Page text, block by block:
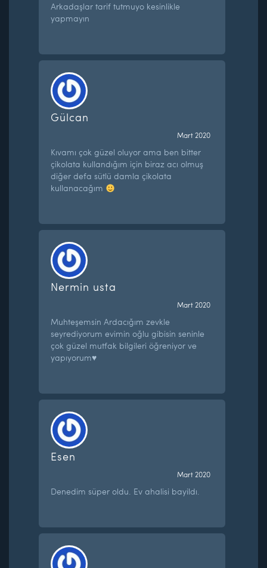
Arkadaşlar tarif tutmuyo kesinlikle
yapmayın
Gülcan
Mart 2020
Kıvamı çok güzel oluyor ama ben bitter
çikolata kullandığım için biraz acı olmuş
diğer defa sütlü damla çikolata
kullanacağım
Nermin usta
Mart 2020
Muhteşemsin Ardacığım zevkle
seyrediyorum evimin oğlu gibisin seninle
çok güzel mutfak bilgileri öğreniyor ve
yapıyorum♥️
Esen
Mart 2020
Denedim süper oldu. Ev ahalisi bayildı.